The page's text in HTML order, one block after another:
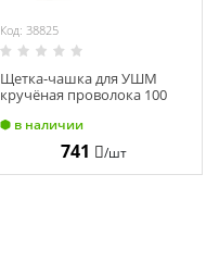
Код: 38825
Щетка-чашка для УШМ
кручёная проволока 100
в наличии
741 /шт